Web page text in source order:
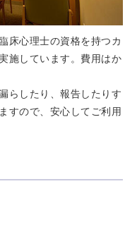
床心理士の資格を持つカ
施しています。費用はか
らしたり、報告したりす
すので、安心してご利用